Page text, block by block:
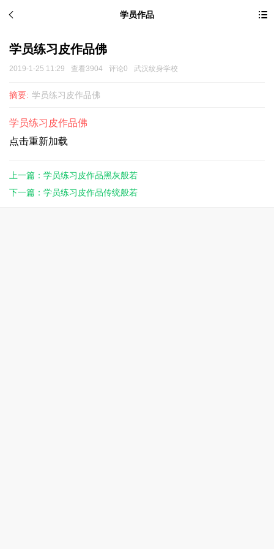
学员作品
学员练习皮作品佛
2019-1-25 11:29 查看3904 评论0 武汉纹身学校
摘要: 学员练习皮作品佛
学员练习皮作品佛
点击重新加载
上一篇：学员练习皮作品黑灰般若
下一篇：学员练习皮作品传统般若